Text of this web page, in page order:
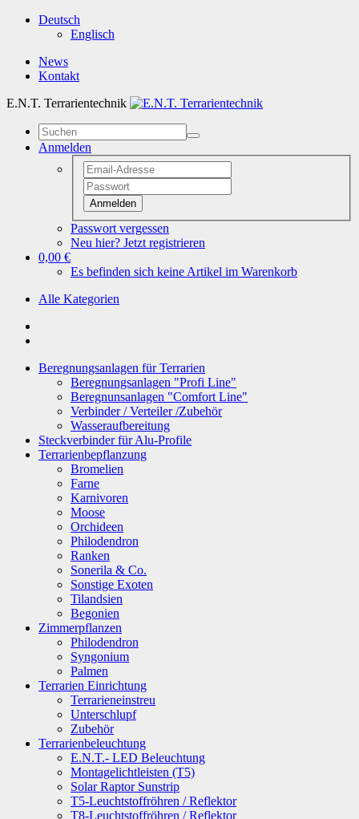
Deutsch
Englisch
News
Kontakt
E.N.T. Terrarientechnik
Anmelden
Anmelden
Passwort vergessen
Neu hier? Jetzt registrieren
0,00 €
Es befinden sich keine Artikel im Warenkorb
Alle Kategorien
Beregnungsanlagen für Terrarien
Beregnungsanlagen "Profi Line"
Beregnunsanlagen "Comfort Line"
Verbinder / Verteiler /Zubehör
Wasseraufbereitung
Steckverbinder für Alu-Profile
Terrarienbepflanzung
Bromelien
Farne
Karnivoren
Moose
Orchideen
Philodendron
Ranken
Sonerila & Co.
Sonstige Exoten
Tilandsien
Begonien
Zimmerpflanzen
Philodendron
Syngonium
Palmen
Terrarien Einrichtung
Terrarieneinstreu
Unterschlupf
Zubehör
Terrarienbeleuchtung
E.N.T.- LED Beleuchtung
Montagelichtleisten (T5)
Solar Raptor Sunstrip
T5-Leuchtstoffröhren / Reflektor
T8-Leuchtstoffröhren / Reflektor